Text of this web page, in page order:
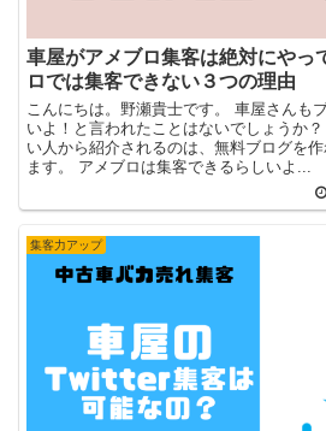
車屋がアメブロ集客は絶対にやっ
ロでは集客できない３つの理由
こんにちは。野瀬貴士です。 車屋さんも
いよ！と言われたことはないでしょうか
い人から紹介されるのは、無料ブログを
ます。 アメブロは集客できるらしいよ...
集客力アップ